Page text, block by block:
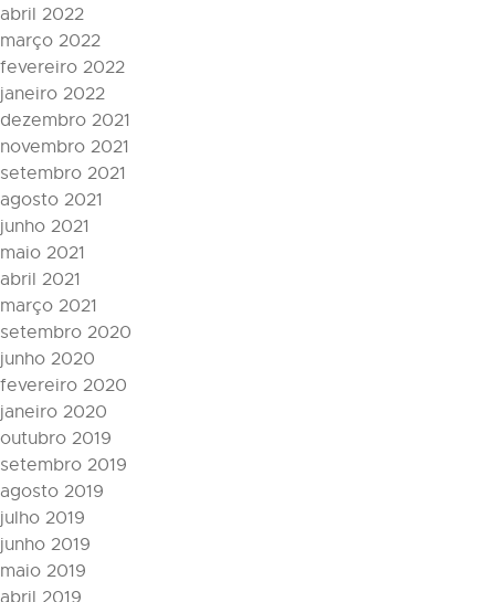
abril 2022
março 2022
fevereiro 2022
janeiro 2022
dezembro 2021
novembro 2021
setembro 2021
agosto 2021
junho 2021
maio 2021
abril 2021
março 2021
setembro 2020
junho 2020
fevereiro 2020
janeiro 2020
outubro 2019
setembro 2019
agosto 2019
julho 2019
junho 2019
maio 2019
abril 2019